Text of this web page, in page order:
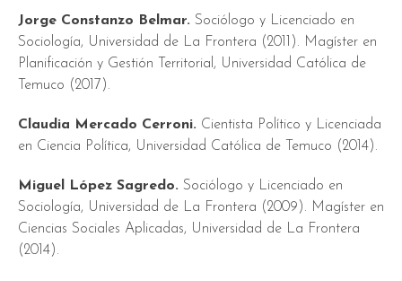
Jorge Constanzo Belmar. Sociólogo y Licenciado en
Sociología, Universidad de La Frontera (2011). Magíster en
Planificación y Gestión Territorial, Universidad Católica de
Temuco (2017).
Claudia Mercado Cerroni. Cientista Político y Licenciada
en Ciencia Política, Universidad Católica de Temuco (2014).
Miguel López Sagredo. Sociólogo y Licenciado en
Sociología, Universidad de La Frontera (2009). Magíster en
Ciencias Sociales Aplicadas, Universidad de La Frontera
(2014).